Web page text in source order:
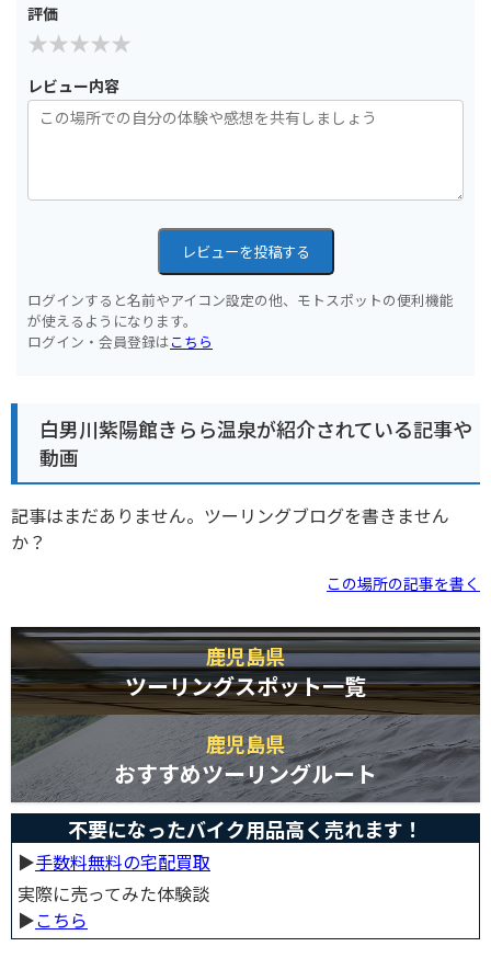
評価
レビュー内容
レビューを投稿する
ログインすると名前やアイコン設定の他、モトスポットの便利機能
が使えるようになります。
ログイン・会員登録はこちら
白男川紫陽館きらら温泉が紹介されている記事や
動画
記事はまだありません。ツーリングブログを書きません
か？
この場所の記事を書く
鹿児島県
ツーリングスポット一覧
鹿児島県
おすすめツーリングルート
不要になったバイク用品高く売れます！
▶︎手数料無料の宅配買取
実際に売ってみた体験談
▶︎こちら